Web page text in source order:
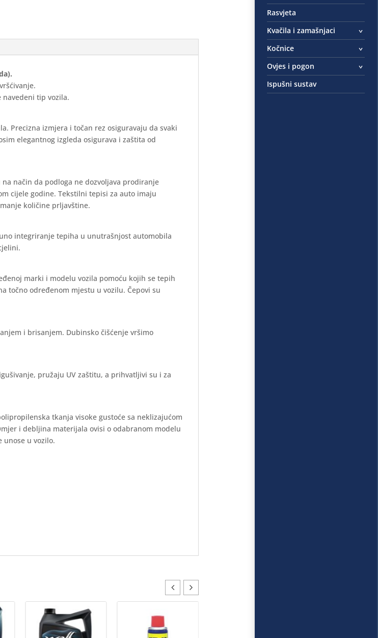
tip vozila.
Precizna izmjera i točan rez osiguravaju da svaki
elegantnog izgleda osigurava i zaštita od
način da podloga ne dozvoljava prodiranje
cijele godine. Tekstilni tepisi za auto imaju
količine prljavštine.
integriranje tepiha u unutrašnjost automobila
marki i modelu vozila pomoću kojih se tepih
točno određenom mjestu u vozilu. Čepovi su
i brisanjem. Dubinsko čišćenje vršimo
pružaju UV zaštitu, a prihvatljivi su i za
tkanja visoke gustoće sa neklizajućom
i debljina materijala ovisi o odabranom modelu
unose u vozilo.
Rasvjeta
Kvačila i zamašnjaci
Kočnice
Ovjes i pogon
Ispušni sustav